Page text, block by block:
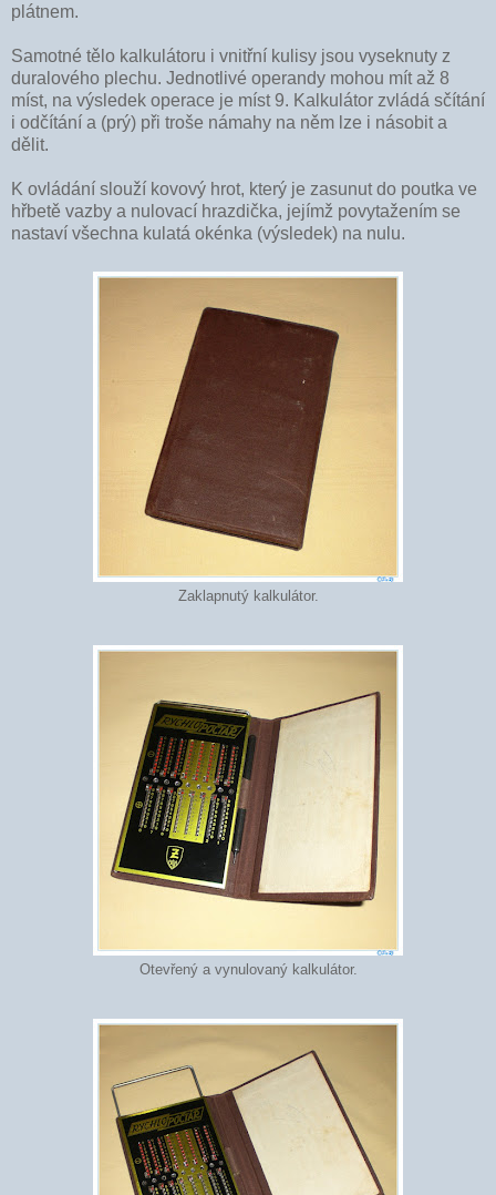
plátnem.
Samotné tělo kalkulátoru i vnitřní kulisy jsou vyseknuty z
duralového plechu. Jednotlivé operandy mohou mít až 8
míst, na výsledek operace je míst 9. Kalkulátor zvládá sčítání
i odčítání a (prý) při troše námahy na něm lze i násobit a
dělit.
K ovládání slouží kovový hrot, který je zasunut do poutka ve
hřbetě vazby a nulovací hrazdička, jejímž povytažením se
nastaví všechna kulatá okénka (výsledek) na nulu.
Zaklapnutý kalkulátor.
Otevřený a vynulovaný kalkulátor.